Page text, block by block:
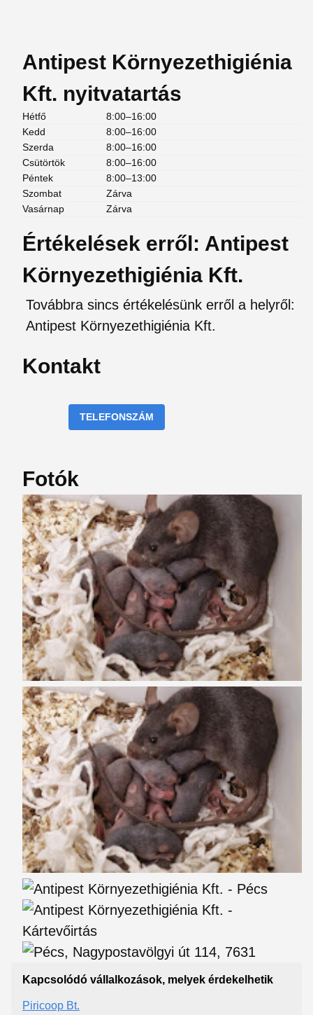
Antipest Környezethigiénia
Kft. nyitvatartás
Hétfő
8:00–16:00
Kedd
8:00–16:00
Szerda
8:00–16:00
Csütörtök
8:00–16:00
Péntek
8:00–13:00
Szombat
Zárva
Vasárnap
Zárva
Értékelések erről: Antipest
Környezethigiénia Kft.
Továbbra sincs értékelésünk erről a helyről:
Antipest Környezethigiénia Kft.
Kontakt
TELEFONSZÁM
Fotók
Kapcsolódó vállalkozások, melyek érdekelhetik
Piricoop Bt.